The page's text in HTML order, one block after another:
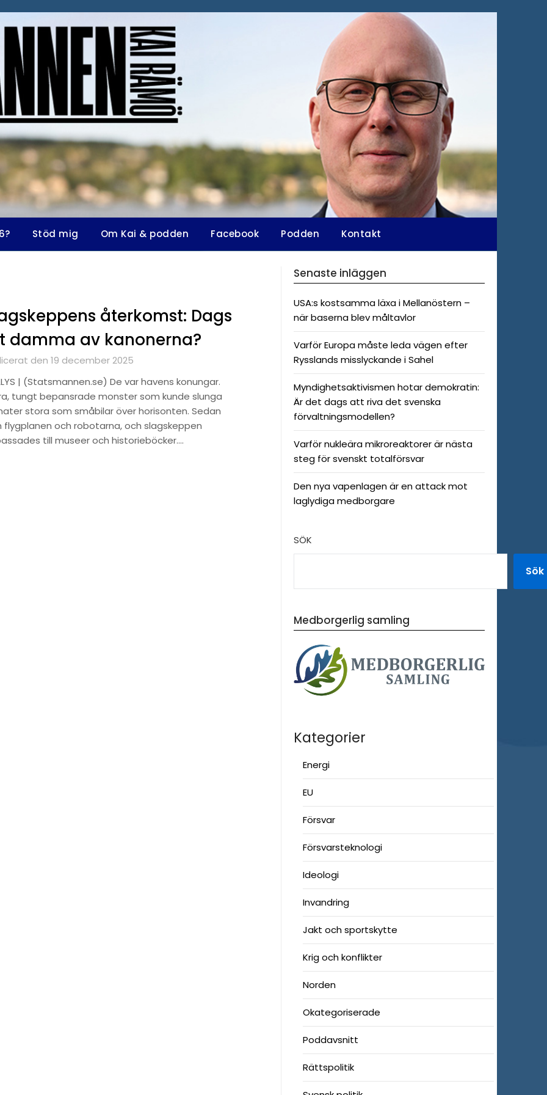
Stöd mig Om Kai & podden Facebook Podden Kontakt
återkomst: Dags
damma av kanonerna?
den 19 december 2025
| (Statsmannen.se) De var havens konungar.
tungt bepansrade monster som kunde slunga
stora som småbilar över horisonten. Sedan
flygplanen och robotarna, och slagskeppen
till museer och historieböcker….
Senaste inläggen
USA:s kostsamma läxa i Mellanöstern –
när baserna blev måltavlor
Varför Europa måste leda vägen efter
Rysslands misslyckande i Sahel
Myndighetsaktivismen hotar demokratin:
Är det dags att riva det svenska
förvaltningsmodellen?
Varför nukleära mikroreaktorer är nästa
steg för svenskt totalförsvar
Den nya vapenlagen är en attack mot
laglydiga medborgare
SÖK
Sök
Medborgerlig samling
Kategorier
Energi
EU
Försvar
Försvarsteknologi
Ideologi
Invandring
Jakt och sportskytte
Krig och konflikter
Norden
Okategoriserade
Poddavsnitt
Rättspolitik